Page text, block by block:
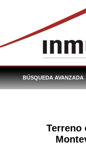
BÚSQUEDA AVANZADA
Terreno